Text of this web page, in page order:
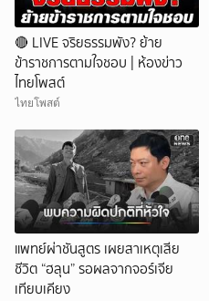
🔴 LIVE จริยธรรมพัง? ย้าย
ข้าราชการตามใจชอบ | ห้องข่าว
ไทยโพสต์
ไทยโพสต์
แพทย์ผ่าชันสูตร เผยสาเหตุเสีย
ชีวิต “ฮลุน” รอผลจากจอร์เจีย
เทียบเคียง